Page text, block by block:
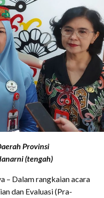
Provinsi
(tengah)
– Dalam rangkaian acara
dan Evaluasi (Pra-